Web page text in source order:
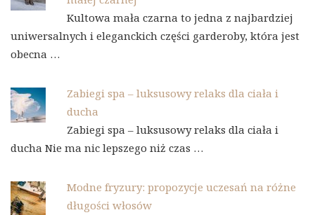
Kultowa mała czarna to jedna z najbardziej
uniwersalnych i eleganckich części garderoby, która jest
obecna …
Zabiegi spa – luksusowy relaks dla ciała i
ducha
Zabiegi spa – luksusowy relaks dla ciała i
ducha Nie ma nic lepszego niż czas …
Modne fryzury: propozycje uczesań na różne
długości włosów